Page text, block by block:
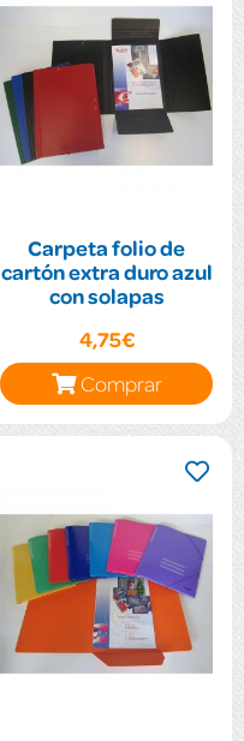
Carpeta folio de
cartón extra duro azul
con solapas
4,75€
Comprar